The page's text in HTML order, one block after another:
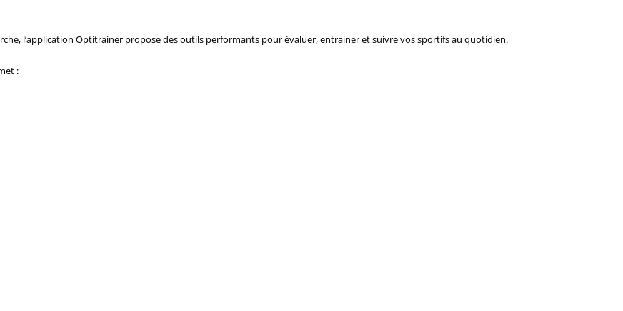
l’application Optitrainer propose des outils performants pour évaluer, entrainer et suivre vos sportifs au quotidien.
: